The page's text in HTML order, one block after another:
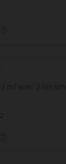
m² avec 2 lits
2